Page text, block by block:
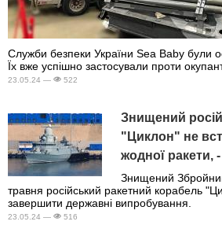
Служби безпеки України Sea Baby були
Їх вже успішно застосували проти
23.05.24 — 522
Знищений
"Циклон" не
жодної ракети,
Знищений
травня російський ракетний корабель
завершити державні випробування.
23.05.24 — 516